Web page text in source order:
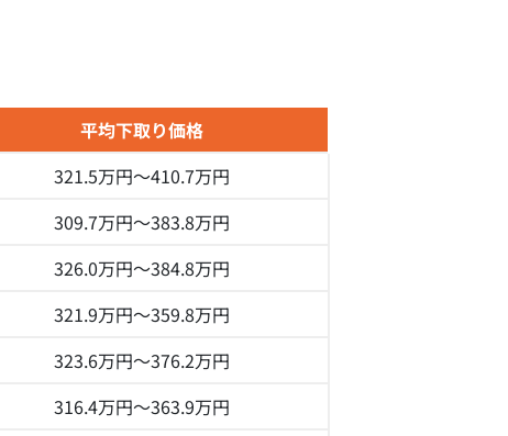
平均下取り価格
321.5万円～410.7万円
309.7万円～383.8万円
326.0万円～384.8万円
321.9万円～359.8万円
323.6万円～376.2万円
316.4万円～363.9万円